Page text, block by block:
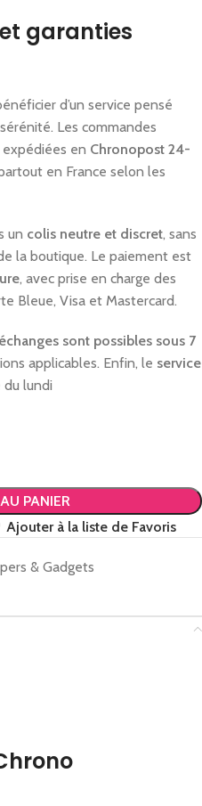
garanties
d’un service pensé
Les commandes
en Chronopost 24-
en France selon les
un colis neutre et discret, sans
la boutique. Le paiement est
, avec prise en charge des
Bleue, Visa et Mastercard.
sont possibles sous 7
applicables. Enfin, le service
lundi
PANIER
Ajouter à la liste de Favoris
& Gadgets